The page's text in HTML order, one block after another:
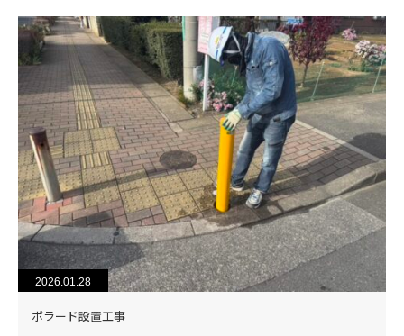
2026.01.28
ボラード設置工事